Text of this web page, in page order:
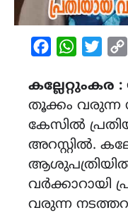
FacebookWhatsApp
കല്ലേറ്റുംകര :
തൂക്കം വരുന്ന
കേസിൽ
അറസ്റ്റിൽ.
വർക്കാറായി
വരുന്ന നടത്തറ